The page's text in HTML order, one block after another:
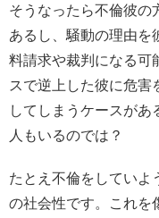
そうなったら不倫彼の
あるし、騒動の理由を
料請求や裁判になる可
スで逆上した彼に危害
してしまうケースが
人もいるのでは？
たとえ不倫をしていよ
の社会性です。これを